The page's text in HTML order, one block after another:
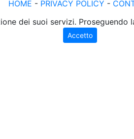
HOME - PRIVACY POLICY -
dei suoi servizi. Proseguendo
Accetto